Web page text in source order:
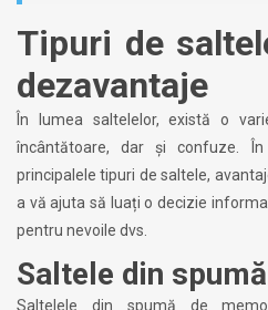
Tipuri de
dezavantaje
În lumea saltelelor, există o
încântătoare, dar și confuze.
principalele tipuri de saltele,
a vă ajuta să luați o decizie
pentru nevoile dvs.
Saltele din
Saltelele din spumă de